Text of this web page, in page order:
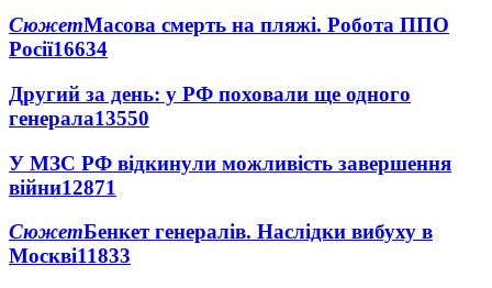
СюжетМасова смерть на пляжі. Робота ППО
Росії16634
Другий за день: у РФ поховали ще одного
генерала13550
У МЗС РФ відкинули можливість завершення
війни12871
СюжетБенкет генералів. Наслідки вибуху в
Москві11833